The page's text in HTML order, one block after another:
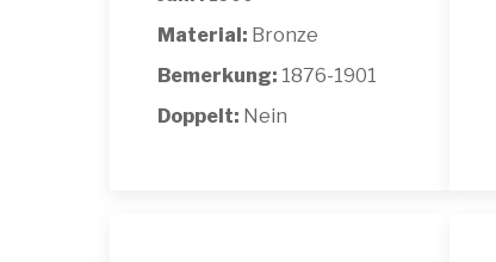
Material: Bronze
Bemerkung: 1876-1901
Doppelt: Nein